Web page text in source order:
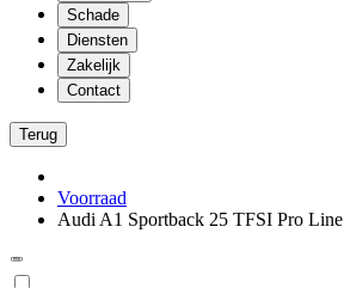
Schade
Diensten
Zakelijk
Contact
Terug
Voorraad
Audi A1 Sportback 25 TFSI Pro Line